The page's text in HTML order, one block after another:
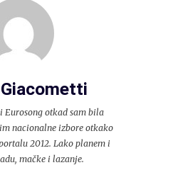
Eurosong otkad sam bila
nacionalne izbore otkako
2012. Lako planem i
mačke i lazanje.